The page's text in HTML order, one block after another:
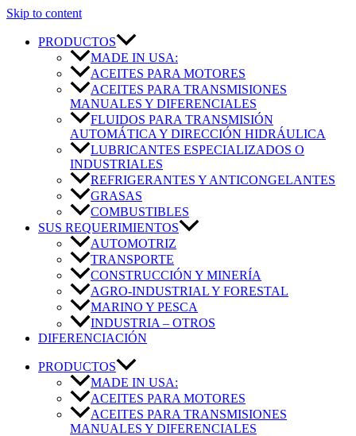
Skip to content
PRODUCTOS
MADE IN USA:
ACEITES PARA MOTORES
ACEITES PARA TRANSMISIONES
MANUALES Y DIFERENCIALES
FLUIDOS PARA TRANSMISIÓN
AUTOMÁTICA Y DIRECCIÓN HIDRÁULICA
LUBRICANTES ESPECIALIZADOS O
INDUSTRIALES
REFRIGERANTES Y ANTICONGELANTES
GRASAS
COMBUSTIBLES
SUS REQUERIMIENTOS
AUTOMOTRIZ
TRANSPORTE
CONSTRUCCIÓN Y MINERÍA
AGRO-INDUSTRIAL Y FORESTAL
MARINO Y PESCA
INDUSTRIA – OTROS
DIFERENCIACIÓN
PRODUCTOS
MADE IN USA:
ACEITES PARA MOTORES
ACEITES PARA TRANSMISIONES
MANUALES Y DIFERENCIALES